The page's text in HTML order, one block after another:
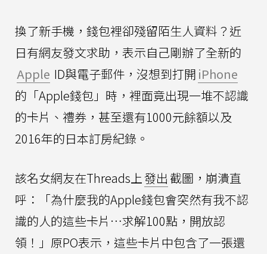
換了新手機，錢包裡卻殘留陌生人資料？近
日有網友發文求助，表示自己剛辦了全新的
Apple ID與電子郵件，沒想到打開 iPhone
的「Apple錢包」時，裡面竟出現一堆不認識
的卡片、禮券，甚至還有1000元餘額以及
2016年的日本訂房紀錄。
該名女網友在Threads上發出 截圖，崩潰直
呼：「為什麼我的Apple錢包會突然有我不認
識的人的這些卡片⋯求解100點，開放認
領！」原PO表示，這些卡片中包含了一張還